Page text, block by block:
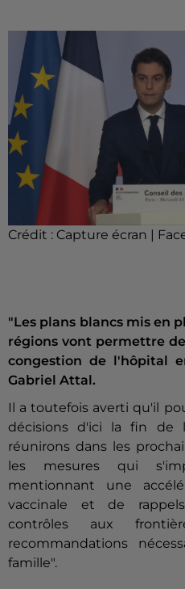
Crédit : Capture écran |
"Les plans blancs mis en
régions vont permettre
congestion de l'hôpital
Gabriel Attal.
Il a toutefois averti qu'il
décisions d'ici la fin de
réunirons dans les
les mesures qui
mentionnant une
vaccinale et de
contrôles aux
recommandations
famille".